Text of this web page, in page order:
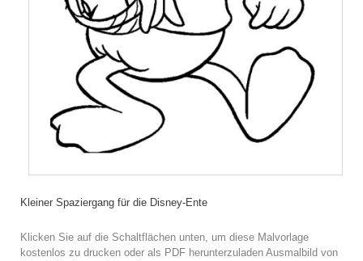
Kleiner Spaziergang für die Disney-Ente
Klicken Sie auf die Schaltflächen unten, um diese Malvorlage
kostenlos zu drucken oder als PDF herunterzuladen Ausmalbild von